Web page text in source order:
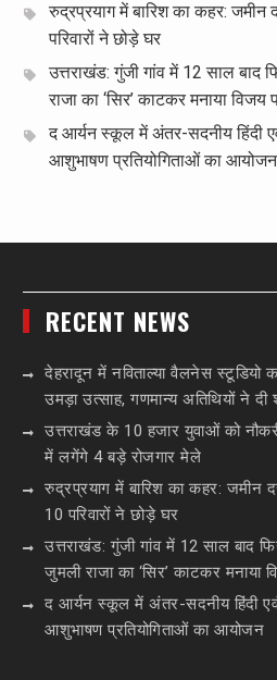
रुद्रप्रयाग में बारिश का कहर:
परिवारों ने छोड़े घर
उत्तराखंड: गुंजी गांव में 12 साल बाद
राजा का ‘सिर’ काटकर मनाया विजय
द आर्यन स्कूल में अंतर-सदनीय हिंदी
आशुभाषण प्रतियोगिताओं का आयोजन
RECENT NEWS
देहरादून में नविताल्या वैलनेस स्टूडियो
उमड़ा उत्साह, गणमान्य अतिथियों ने दी
उत्तराखंड के 10 हजार युवाओं को
में लगेंगे 4 बड़े रोजगार मेले
रुद्रप्रयाग में बारिश का कहर:
10 परिवारों ने छोड़े घर
उत्तराखंड: गुंजी गांव में 12 साल बाद
जुमली राजा का ‘सिर’ काटकर मनाया
द आर्यन स्कूल में अंतर-सदनीय हिंदी एवं
आशुभाषण प्रतियोगिताओं का आयोजन